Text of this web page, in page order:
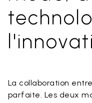
La collaboration
parfaite. Les deux